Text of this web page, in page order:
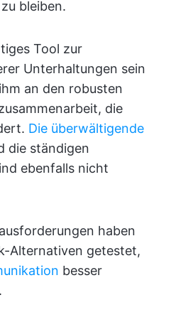
bleiben.
Tool zur
Unterhaltungen sein
an den robusten
die
Die überwältigende
die ständigen
ebenfalls nicht
haben
Alternativen getestet,
besser